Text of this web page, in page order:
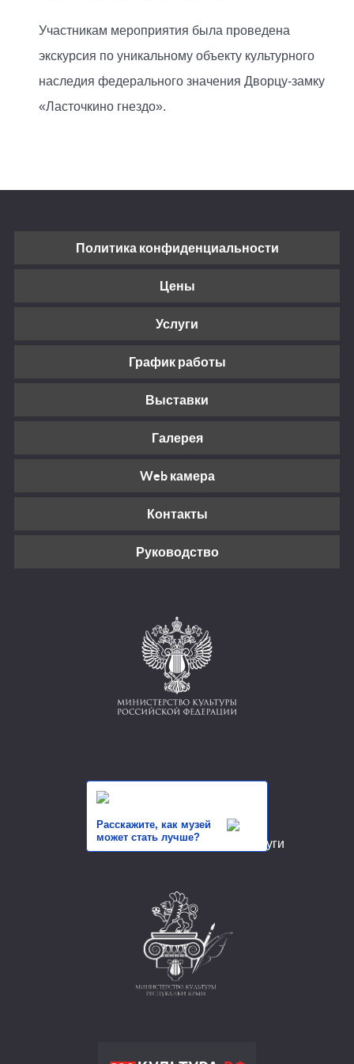
Участникам мероприятия была проведена
экскурсия по уникальному объекту культурного
наследия федерального значения Дворцу-замку
«Ласточкино гнездо».
Политика конфиденциальности
Цены
Услуги
График работы
Выставки
Галерея
Web камера
Контакты
Руководство
Расскажите, как музей
может стать лучше?